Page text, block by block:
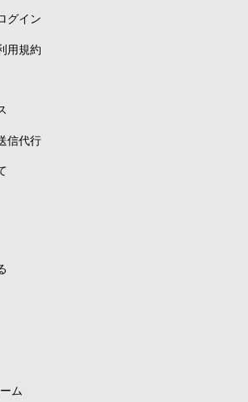
グイン
用規約
信代行
ム